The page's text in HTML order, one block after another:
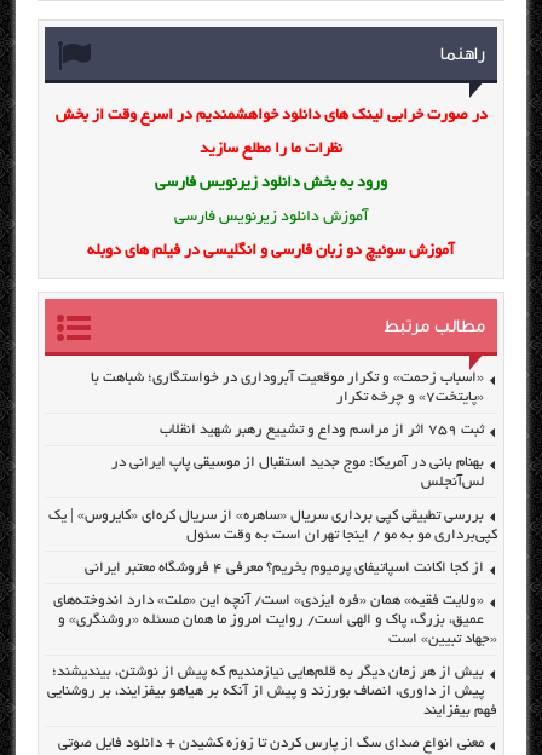
راهنما
در صورت خرابی لینک های دانلود خواهشمندیم در اسرع وقت از بخش
نظرات ما را مطلع سازید
ورود به بخش دانلود زیرنویس فارسی
آموزش دانلود زیرنویس فارسی
آموزش سوئیچ دو زبان فارسی و انگلیسی در فیلم های دوبله
مطالب مرتبط
«اسباب زحمت» و تکرار موقعیت آبروداری در خواستگاری؛ شباهت با
«پایتخت۷» و چرخه تکرار
ثبت ۷۵۹ اثر از مراسم وداع و تشییع رهبر شهید انقلاب
بهنام بانی در آمریکا: موج جدید استقبال از موسیقی پاپ ایرانی در
لس‌آنجلس
بررسی تطبیقی کپی برداری سریال «ساهره» از سریال کره‌ای «کایروس» | یک
کپی‌برداری مو به مو / اینجا تهران است به وقت سئول
از کجا اکانت اسپاتیفای پرمیوم بخریم؟ معرفی ۴ فروشگاه معتبر ایرانی
«ولایت فقیه» همان «فره ایزدی» است/ آنچه این «ملت» دارد اندوخته‌های
عمیق، بزرگ، پاک و الهی است/ روایت امروز ما همان مسئله «روشنگری» و
«جهاد تبیین» است
بیش از هر زمان دیگر به قلم‌هایی نیازمندیم که پیش از نوشتن، بیندیشند؛
پیش از داوری، انصاف بورزند و پیش از آنکه بر هیاهو بیفزایند، بر روشنایی
فهم بیفزایند
معنی انواع صدای سگ از پارس کردن تا زوزه کشیدن + دانلود فایل صوتی